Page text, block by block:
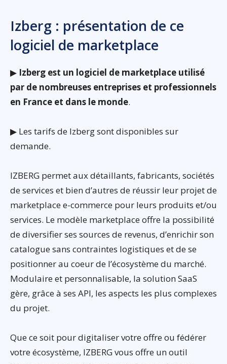
Izberg : présentation de ce
logiciel de marketplace
▶ Izberg est un logiciel de marketplace utilisé
par de nombreuses entreprises et professionnels
en France et dans le monde.
▶ Les tarifs de Izberg sont disponibles sur
demande.
IZBERG permet aux détaillants, fabricants, sociétés
de services et bien d’autres de réussir leur projet de
marketplace e-commerce pour leurs produits et/ou
services. Le modèle marketplace offre la possibilité
de diversifier ses sources de revenus, d’enrichir son
catalogue sans contraintes logistiques et de se
positionner au coeur de l’écosystème du marché.
Modulaire et personnalisable, la solution SaaS
gère, grâce à ses API, les aspects les plus complexes
du projet.
Que ce soit pour digitaliser votre offre ou fédérer
votre écosystème, IZBERG vous offre un outil